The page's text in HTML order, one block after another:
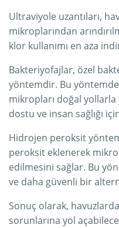
Ultraviyole uzantıları,
mikroplarından
klor kullanımı en aza
Bakteriyofajlar, özel
yöntemdir. Bu
mikropları doğal
dostu ve insan sağlığı
Hidrojen peroksit
peroksit eklenerek
edilmesini sağlar. Bu
ve daha güvenli bir
Sonuç olarak,
sorunlarına yol